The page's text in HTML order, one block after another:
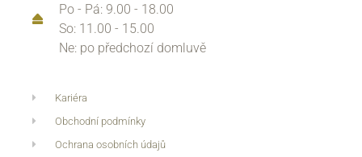
Po - Pá: 9.00 - 18.00
So: 11.00 - 15.00
Ne: po předchozí domluvě
Kariéra
Obchodní podmínky
Ochrana osobních údajů